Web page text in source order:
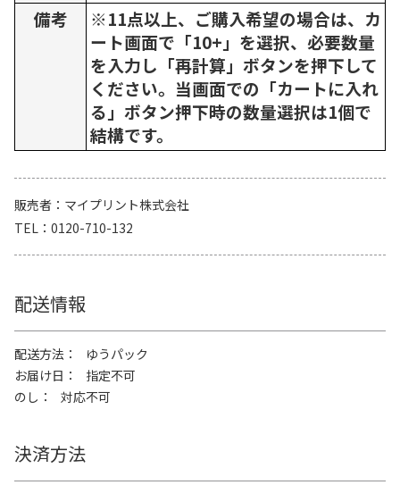
備考
※11点以上、ご購入希望の場合は、カ
ート画面で「10+」を選択、必要数量
を入力し「再計算」ボタンを押下して
ください。当画面での「カートに入れ
る」ボタン押下時の数量選択は1個で
結構です。
販売者
マイプリント株式会社
TEL
0120-710-132
配送情報
配送方法
ゆうパック
お届け日
指定不可
のし
対応不可
決済方法